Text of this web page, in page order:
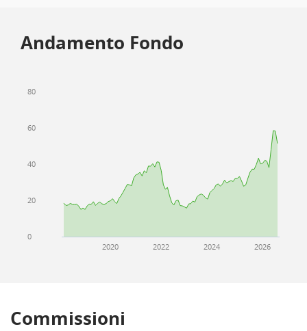
Andamento Fondo
2020 2022 2024 2026
0
20
40
60
80
Commissioni